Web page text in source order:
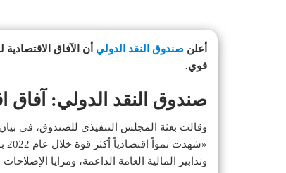
أعلن صندوق النقد الدولي أن الآفاق
قوي.
صندوق النقد الدولي: آفاق
وتدابير المالية العامة الداعمة، ومزايا